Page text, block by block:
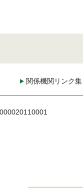
関係機関リンク集